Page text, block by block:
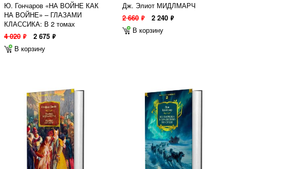
Ю. Гончаров «НА ВОЙНЕ КАК
НА ВОЙНЕ» – ГЛАЗАМИ
КЛАССИКА: В 2 томах
4 020 ф 2 675 ф
В корзину
Дж. Элиот МИДЛМАРЧ
2 660 ф 2 240 ф
В корзину